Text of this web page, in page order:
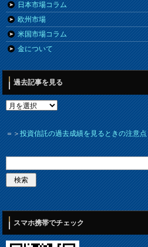
日本市場コラム
欧州市場
米国市場コラム
金について
過去記事を見る
＝＞投資信託の過去成績を見るときの注意点
スマホ携帯でチェック